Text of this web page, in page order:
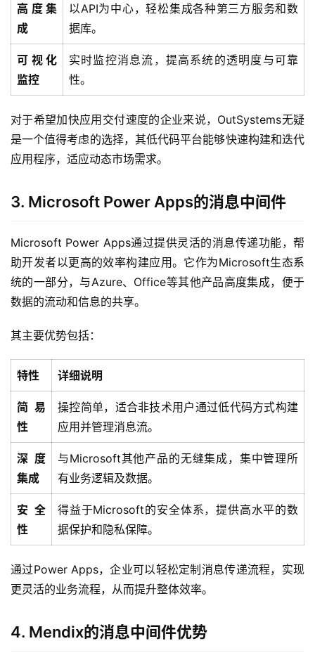
高度集
成
以API为中心，轻松集成各种第三方服务和数
据库。
可视化
监控
实时监控消息流，提高系统的透明度与可靠
性。
对于希望加快应用交付速度的企业来说，OutSystems无疑
是一个值得考虑的选择，其低代码平台能够快速构建和迭代
应用程序，适应动态市场需求。
3. Microsoft Power Apps的消息中间件
Microsoft Power Apps通过提供灵活的消息传递功能，帮
助开发者以更高的效率构建应用。它作为Microsoft生态系
统的一部分，与Azure、Office等其他产品高度集成，便于
数据的流动和信息的共享。
其主要优势包括：
特性 详细说明
简易
性
操控简单，适合非技术用户通过低代码方式构建
应用并管理消息流。
深度
集成
与Microsoft其他产品的无缝集成，集中管理所
有业务逻辑及数据。
安全
性
得益于Microsoft的安全体系，提供高水平的数
据保护和隐私保障。
通过Power Apps，企业可以轻松定制消息传递流程，实现
更灵活的业务流程，从而提升整体效率。
4. Mendix的消息中间件优势